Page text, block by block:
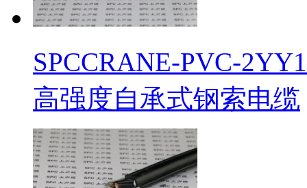
SPCCRANE-PVC-
高强度自承式钢索电缆